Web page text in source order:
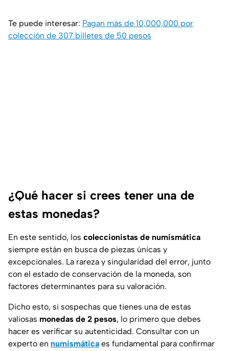
Te puede interesar: Pagan más de 10,000,000 por
colección de 307 billetes de 50 pesos
¿Qué hacer si crees tener una de
estas monedas?
En este sentido, los coleccionistas de numismática
siempre están en busca de piezas únicas y
excepcionales. La rareza y singularidad del error, junto
con el estado de conservación de la moneda, son
factores determinantes para su valoración.
Dicho esto, si sospechas que tienes una de estas
valiosas monedas de 2 pesos, lo primero que debes
hacer es verificar su autenticidad. Consultar con un
experto en numismática es fundamental para confirmar